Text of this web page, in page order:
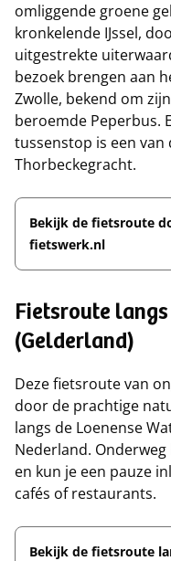
omliggende groene
kronkelende IJssel,
uitgestrekte
bezoek brengen aan
Zwolle, bekend om
beroemde Peperbus.
tussenstop is een van
Thorbeckegracht.
Bekijk de fietsroute
fietswerk.nl
Fietsroute
(Gelderland)
Deze fietsroute van
door de prachtige
langs de Loenense
Nederland.
en kun je een pauze
cafés of restaurants.
Bekijk de fietsroute